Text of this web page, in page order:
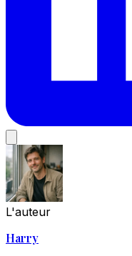
L'auteur
Harry